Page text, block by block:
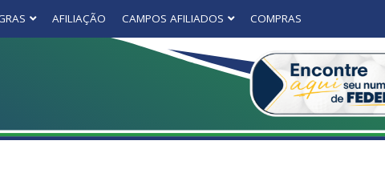
AFILIAÇÃO CAMPOS AFILIADOS COMPRAS